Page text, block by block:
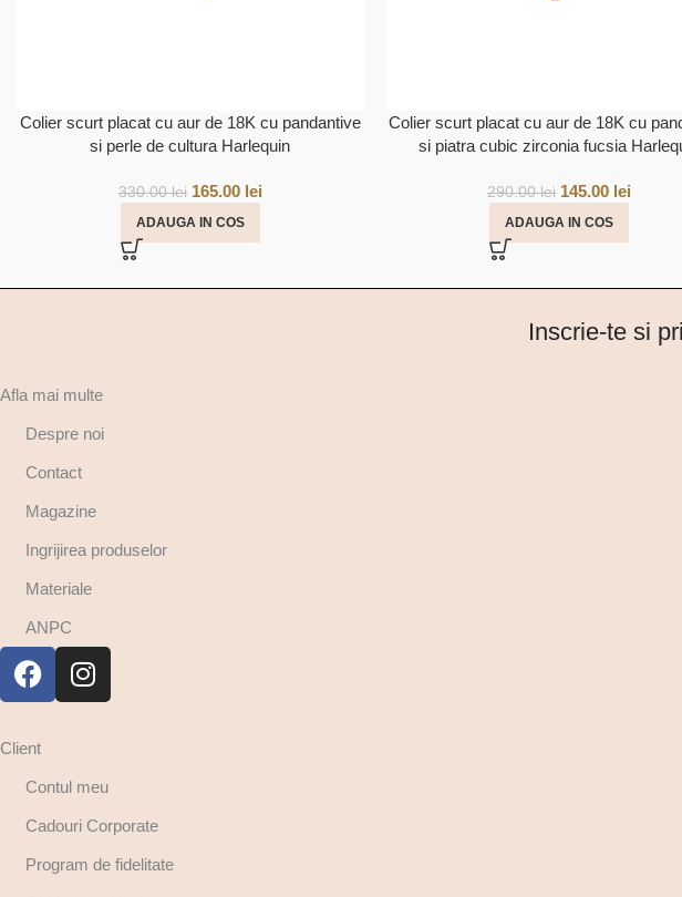
Colier scurt placat cu aur de 18K cu pandantive
si perle de cultura Harlequin
330.00lei 165.00 lei
ADAUGA IN COS
Colier scurt placat cu aur de 18K cu
si piatra cubic zirconia fucsia
290.00lei 145.00 lei
ADAUGA IN COS
Inscrie-te si
Afla mai multe
Despre noi
Contact
Magazine
Ingrijirea produselor
Materiale
ANPC
Client
Contul meu
Cadouri Corporate
Program de fidelitate